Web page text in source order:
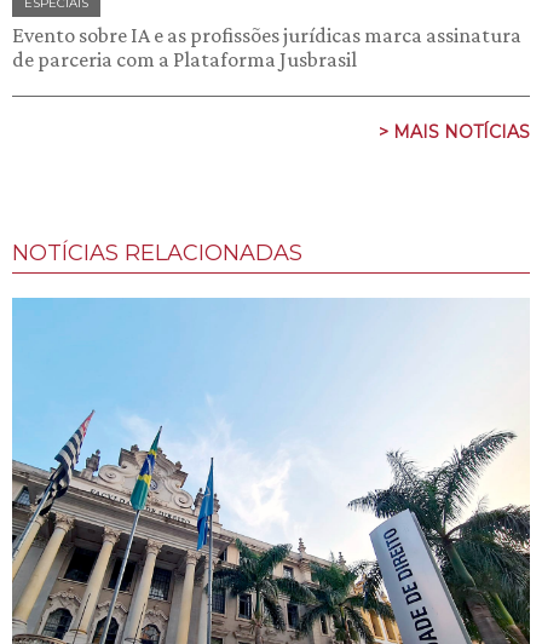
Evento sobre IA e as profissões jurídicas marca assinatura
de parceria com a Plataforma Jusbrasil
> MAIS NOTÍCIAS
NOTÍCIAS RELACIONADAS